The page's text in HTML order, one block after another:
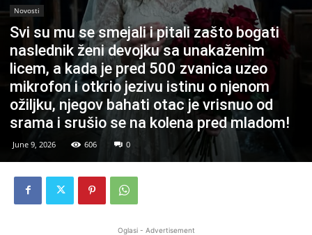
Novosti
Svi su mu se smejali i pitali zašto bogati
naslednik ženi devojku sa unakaženim
licem, a kada je pred 500 zvanica uzeo
mikrofon i otkrio jezivu istinu o njenom
ožiljku, njegov bahati otac je vrisnuo od
srama i srušio se na kolena pred mladom!
June 9, 2026 606 0
Oglasi - Advertisement